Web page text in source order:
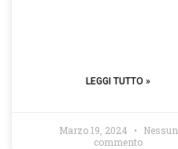
LEGGI TUTTO »
Marzo 19, 2024
Nessun
commento